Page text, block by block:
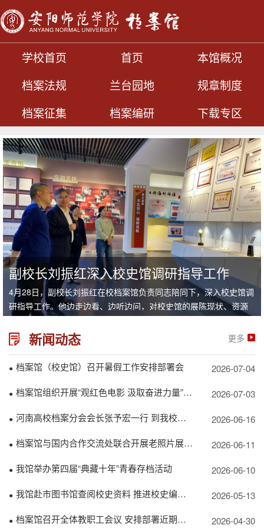
学校首页 首页
本馆概况
档案法规
兰台园地
规章制度
档案征集
档案编研 下载专区
副校长刘振红深入校史馆调研指导工作
4月28日，副校长刘振红在校档案馆负责同志陪同下，深入校史馆调
研指导工作。他边走边看、边听边问，对校史馆的展陈现状、资源
利用与育人功能提出明确要求，为校史馆下一...
新闻动态 更多
● 档案馆（校史馆）召开暑假工作安排部署会 2026-07-04
● 档案馆组织开展“观红色电影 汲取奋进力量”主题党日活动 2026-07-03
● 河南高校档案分会会长张予宏一行 到我校调研指导并开展业务培训 2026-06-16
● 档案馆与国内合作交流处联合开展老照片展参观主题党日活动 2026-06-11
● 我馆举办第四届“典藏十年”青春存档活动 2026-06-10
● 我馆赴市图书馆查阅校史资料 推进校史编研工作 2026-05-13
● 档案馆召开全体教职工会议 安排部署近期重点工作 2026-04-30